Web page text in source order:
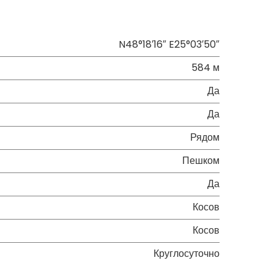
N48°18′16″ E25°03′50″
584 м
Да
Да
Рядом
Пешком
Да
Косов
Косов
Круглосуточно